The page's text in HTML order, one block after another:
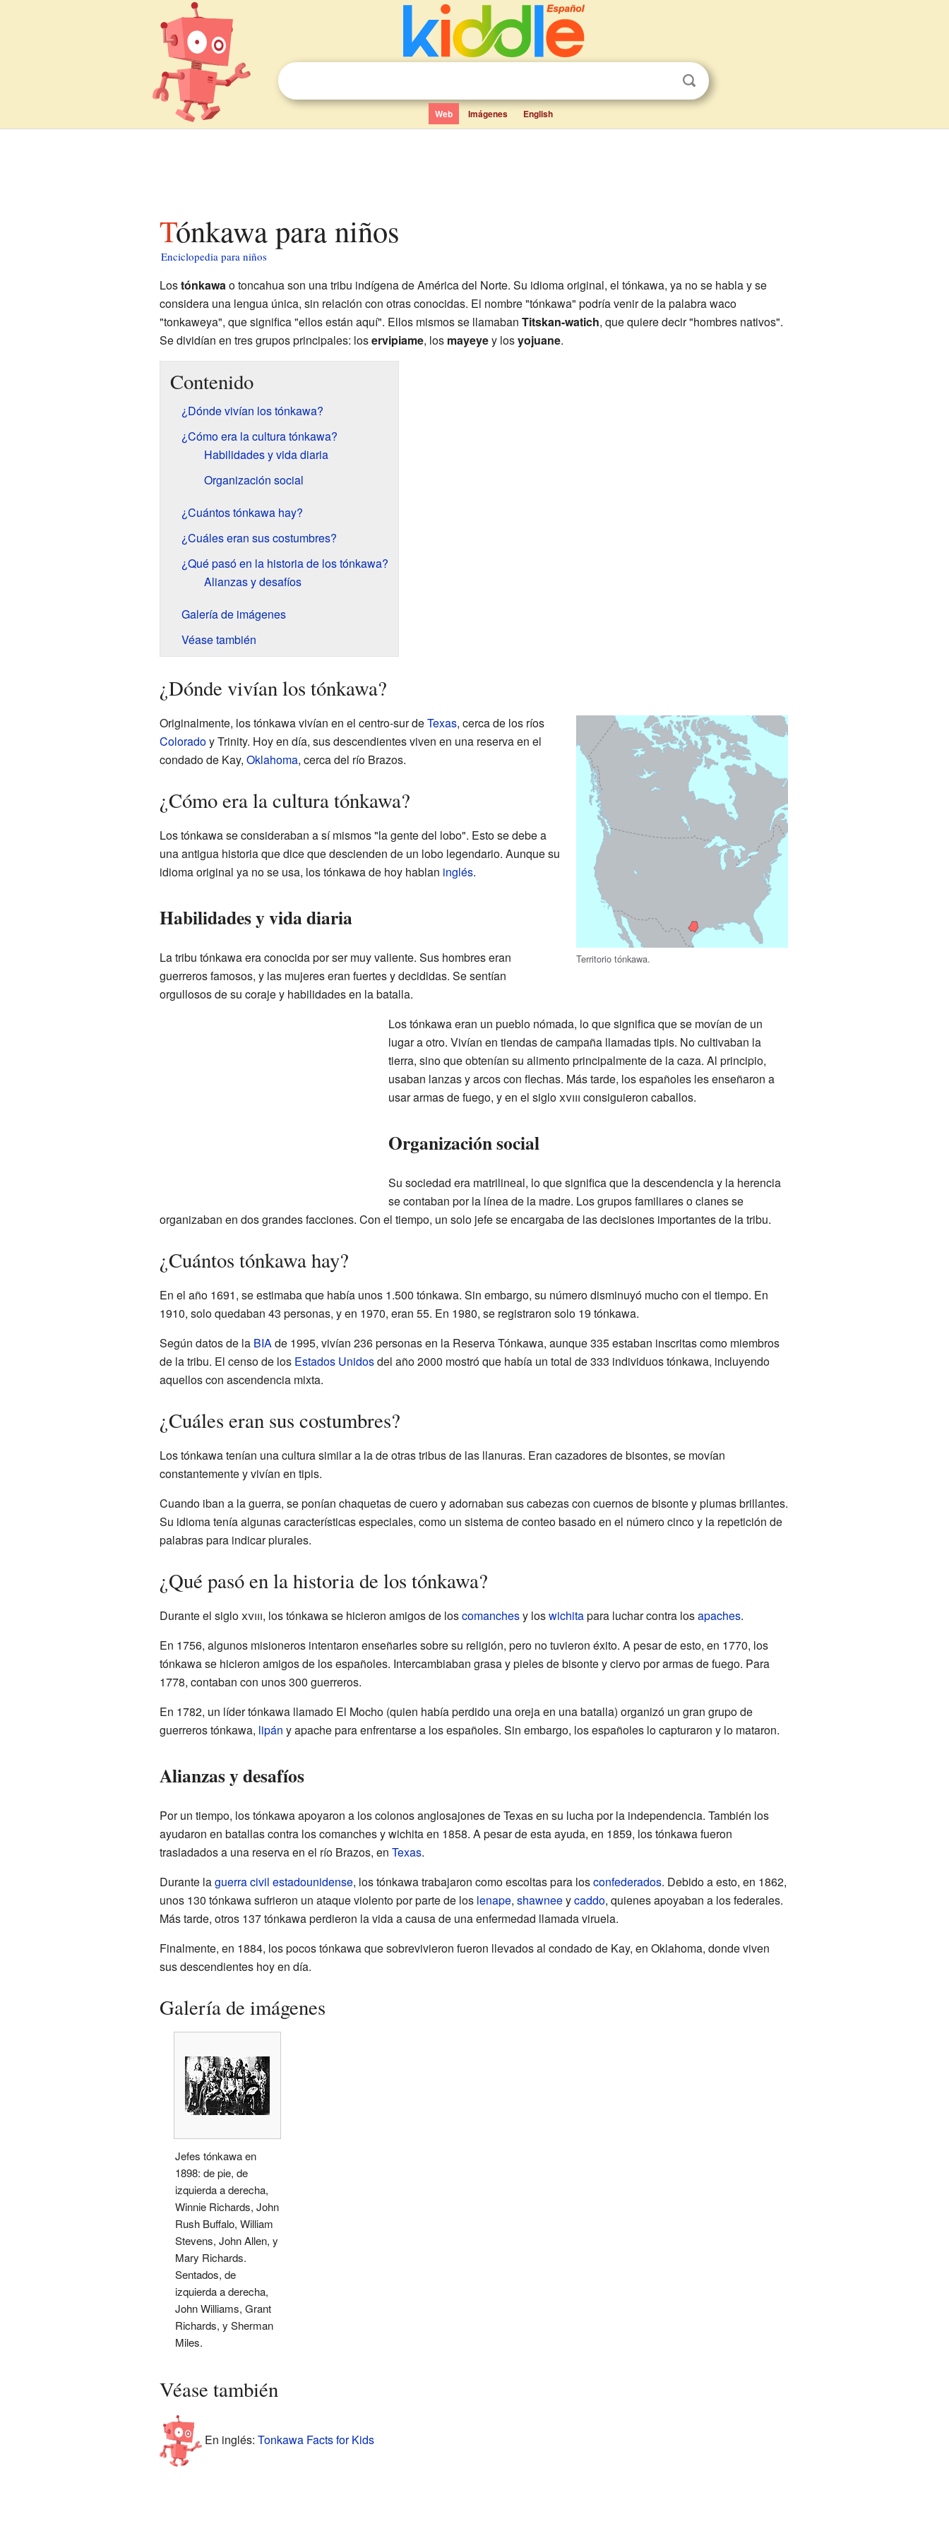
Web Imágenes English
Tónkawa para niños
Enciclopedia para niños
Lostónkawao toncahua son una tribu indígena de América del Norte. Su idioma original, el tónkawa, ya no se habla y se
considera una lengua única, sin relación con otras conocidas. El nombre "tónkawa" podría venir de la palabra waco
"tonkaweya", que significa "ellos están aquí". Ellos mismos se llamaban Titskan-watich, que quiere decir "hombres nativos".
Se dividían en tres grupos principales: loservipiame, los mayeyey losyojuane.
Contenido
¿Dónde vivían los tónkawa?
¿Cómo era la cultura tónkawa?
Habilidades y vida diaria
Organización social
¿Cuántos tónkawa hay?
¿Cuáles eran sus costumbres?
¿Qué pasó en la historia de los tónkawa?
Alianzas y desafíos
Galería de imágenes
Véase también
¿Dónde vivían los tónkawa?
Territorio tónkawa.
Originalmente, los tónkawa vivían en el centro-sur deTexas, cerca de los ríos
Coloradoy Trinity. Hoy en día, sus descendientes viven en una reserva en el
condado de Kay, Oklahoma, cerca del río Brazos.
¿Cómo era la cultura tónkawa?
Los tónkawa se consideraban a sí mismos "la gente del lobo". Esto se debe a
una antigua historia que dice que descienden de un lobo legendario. Aunque su
idioma original ya no se usa, los tónkawa de hoy hablan inglés.
Habilidades y vida diaria
La tribu tónkawa era conocida por ser muy valiente. Sus hombres eran
guerreros famosos, y las mujeres eran fuertes y decididas. Se sentían
orgullosos de su coraje y habilidades en la batalla.
Los tónkawa eran un pueblo nómada, lo que significa que se movían de un
lugar a otro. Vivían en tiendas de campaña llamadas tipis. No cultivaban la
tierra, sino que obtenían su alimento principalmente de la caza. Al principio,
usaban lanzas y arcos con flechas. Más tarde, los españoles les enseñaron a
usar armas de fuego, y en el sigloxviii consiguieron caballos.
Organización social
Su sociedad era matrilineal, lo que significa que la descendencia y la herencia
se contaban por la línea de la madre. Los grupos familiares o clanes se
organizaban en dos grandes facciones. Con el tiempo, un solo jefe se encargaba de las decisiones importantes de la tribu.
¿Cuántos tónkawa hay?
En el año 1691, se estimaba que había unos 1.500 tónkawa. Sin embargo, su número disminuyó mucho con el tiempo. En
1910, solo quedaban 43 personas, y en 1970, eran 55. En 1980, se registraron solo 19 tónkawa.
Según datos de la BIAde 1995, vivían 236 personas en la Reserva Tónkawa, aunque 335 estaban inscritas como miembros
de la tribu. El censo de los Estados Unidosdel año 2000 mostró que había un total de 333 individuos tónkawa, incluyendo
aquellos con ascendencia mixta.
¿Cuáles eran sus costumbres?
Los tónkawa tenían una cultura similar a la de otras tribus de las llanuras. Eran cazadores de bisontes, se movían
constantemente y vivían en tipis.
Cuando iban a la guerra, se ponían chaquetas de cuero y adornaban sus cabezas con cuernos de bisonte y plumas brillantes.
Su idioma tenía algunas características especiales, como un sistema de conteo basado en el número cinco y la repetición de
palabras para indicar plurales.
¿Qué pasó en la historia de los tónkawa?
Durante el sigloxviii, los tónkawa se hicieron amigos de loscomanchesy loswichitapara luchar contra losapaches.
En 1756, algunos misioneros intentaron enseñarles sobre su religión, pero no tuvieron éxito. A pesar de esto, en 1770, los
tónkawa se hicieron amigos de los españoles. Intercambiaban grasa y pieles de bisonte y ciervo por armas de fuego. Para
1778, contaban con unos 300 guerreros.
En 1782, un líder tónkawa llamado El Mocho (quien había perdido una oreja en una batalla) organizó un gran grupo de
guerreros tónkawa, lipán y apache para enfrentarse a los españoles. Sin embargo, los españoles lo capturaron y lo mataron.
Alianzas y desafíos
Por un tiempo, los tónkawa apoyaron a los colonos anglosajones de Texas en su lucha por la independencia. También los
ayudaron en batallas contra los comanches y wichita en 1858. A pesar de esta ayuda, en 1859, los tónkawa fueron
trasladados a una reserva en el río Brazos, en Texas.
Durante laguerra civil estadounidense, los tónkawa trabajaron como escoltas para losconfederados. Debido a esto, en 1862,
unos 130 tónkawa sufrieron un ataque violento por parte de los lenape, shawneeycaddo, quienes apoyaban a los federales.
Más tarde, otros 137 tónkawa perdieron la vida a causa de una enfermedad llamada viruela.
Finalmente, en 1884, los pocos tónkawa que sobrevivieron fueron llevados al condado de Kay, en Oklahoma, donde viven
sus descendientes hoy en día.
Galería de imágenes
Jefes tónkawa en
1898: de pie, de
izquierda a derecha,
Winnie Richards, John
Rush Buffalo, William
Stevens, John Allen, y
Mary Richards.
Sentados, de
izquierda a derecha,
John Williams, Grant
Richards, y Sherman
Miles.
Véase también
En inglés: Tonkawa Facts for Kids